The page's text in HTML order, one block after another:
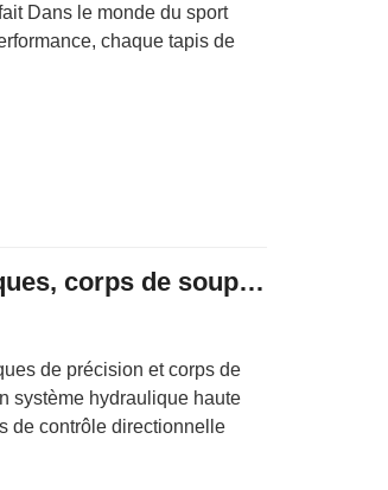
Dans le monde du sport
chaque tapis de
Usinage CNC, bobines hydrauliques, corps de soupapes, collecteurs
de précision et corps de
système hydraulique haute
de contrôle directionnelle